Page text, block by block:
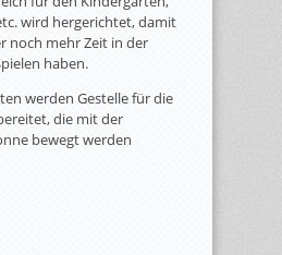
wird hergerichtet, damit
noch mehr Zeit in der
haben.
werden Gestelle für die
die mit der
bewegt werden